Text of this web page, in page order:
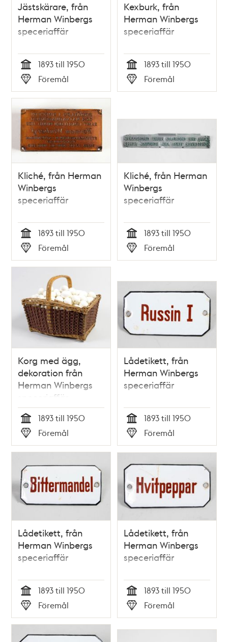
Jästskärare, från
Herman Winbergs
speceriaffär
Tid
1893 till 1950
Typ
Föremål
Kexburk, från
Herman Winbergs
speceriaffär
Tid
1893 till 1950
Typ
Föremål
Kliché, från Herman
Winbergs
speceriaffär
Tid
1893 till 1950
Typ
Föremål
Kliché, från Herman
Winbergs
speceriaffär
Tid
1893 till 1950
Typ
Föremål
Korg med ägg,
dekoration från
Herman Winbergs
speceriaffär
Tid
1893 till 1950
Typ
Föremål
Lådetikett, från
Herman Winbergs
speceriaffär
Tid
1893 till 1950
Typ
Föremål
Lådetikett, från
Herman Winbergs
speceriaffär
Tid
1893 till 1950
Typ
Föremål
Lådetikett, från
Herman Winbergs
speceriaffär
Tid
1893 till 1950
Typ
Föremål